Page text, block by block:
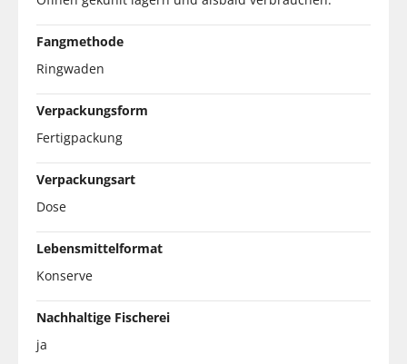
Fangmethode
Ringwaden
Verpackungsform
Fertigpackung
Verpackungsart
Dose
Lebensmittelformat
Konserve
Nachhaltige Fischerei
ja